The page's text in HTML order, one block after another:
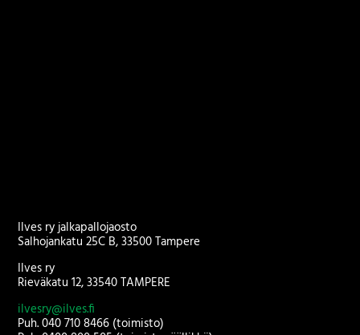
Ilves ry jalkapallojaosto
Salhojankatu 25C B, 33500 Tampere
Ilves ry
Rieväkatu 12, 33540 TAMPERE
ilvesry@ilves.fi
Puh. 040 710 8466 (toimisto)